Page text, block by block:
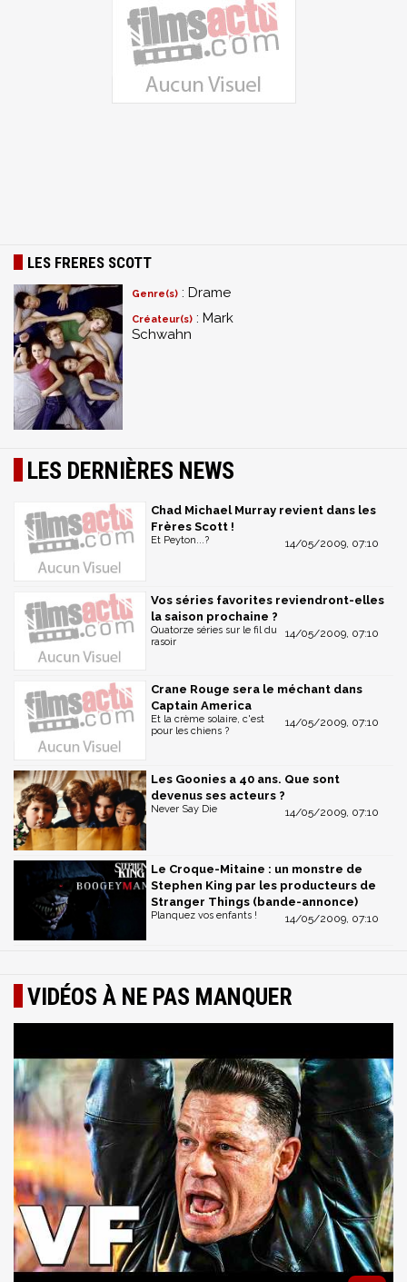
LES FRERES SCOTT
Genre(s) : Drame
Créateur(s) : Mark
Schwahn
LES DERNIÈRES NEWS
Chad Michael Murray revient dans les
Frères Scott !
14/05/2009, 07:10
Et Peyton...?
Vos séries favorites reviendront-elles
la saison prochaine ?
14/05/2009, 07:10
Quatorze séries sur le fil du
rasoir
Crane Rouge sera le méchant dans
Captain America
14/05/2009, 07:10
Et la crème solaire, c'est
pour les chiens ?
Les Goonies a 40 ans. Que sont
devenus ses acteurs ?
14/05/2009, 07:10
Never Say Die
Le Croque-Mitaine : un monstre de
Stephen King par les producteurs de
Stranger Things (bande-annonce)
14/05/2009, 07:10
Planquez vos enfants !
VIDÉOS À NE PAS MANQUER